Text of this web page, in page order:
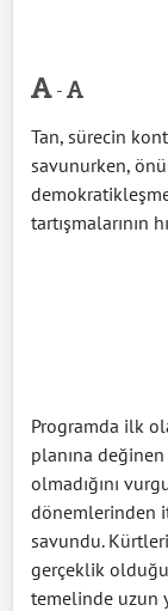
-
Tan, sürecin
savunurken,
tartışmalarının
Programda ilk
planına
olmadığını
dönemlerinden
savundu.
gerçeklik
temelinde uzun